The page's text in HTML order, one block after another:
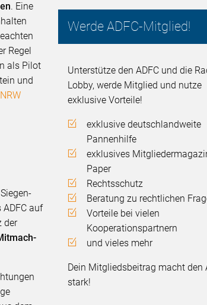
Werde ADFC-Mitglied!
Unterstütze den ADFC und die
Lobby, werde Mitglied und nutze
exklusive Vorteile!
exklusive deutschlandweite
Pannenhilfe
exklusives
Paper
Rechtsschutz
Beratung zu rechtlichen
Vorteile bei vielen
Kooperationspartnern
und vieles mehr
Dein Mitgliedsbeitrag macht den
stark!
. Eine
Regel
als Pilot
und
NRW
ADFC auf
der